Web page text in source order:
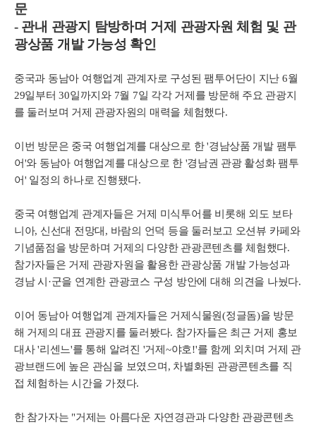
문
- 관내 관광지 탐방하며 거제 관광자원 체험 및 관
광상품 개발 가능성 확인
중국과 동남아 여행업계 관계자로 구성된 팸투어단이 지난 6월
29일부터 30일까지와 7월 7일 각각 거제를 방문해 주요 관광지
를 둘러보며 거제 관광자원의 매력을 체험했다.
이번 방문은 중국 여행업계를 대상으로 한 '경남상품 개발 팸투
어'와 동남아 여행업계를 대상으로 한 '경남권 관광 활성화 팸투
어' 일정의 하나로 진행됐다.
중국 여행업계 관계자들은 거제 미식투어를 비롯해 외도 보타
니아, 신선대 전망대, 바람의 언덕 등을 둘러보고 오션뷰 카페와
기념품점을 방문하며 거제의 다양한 관광콘텐츠를 체험했다.
참가자들은 거제 관광자원을 활용한 관광상품 개발 가능성과
경남 시·군을 연계한 관광코스 구성 방안에 대해 의견을 나눴다.
이어 동남아 여행업계 관계자들은 거제식물원(정글돔)을 방문
해 거제의 대표 관광지를 둘러봤다. 참가자들은 최근 거제 홍보
대사 '리센느'를 통해 알려진 '거제~야호!'를 함께 외치며 거제 관
광브랜드에 높은 관심을 보였으며, 차별화된 관광콘텐츠를 직
접 체험하는 시간을 가졌다.
한 참가자는 "거제는 아름다운 자연경관과 다양한 관광콘텐츠